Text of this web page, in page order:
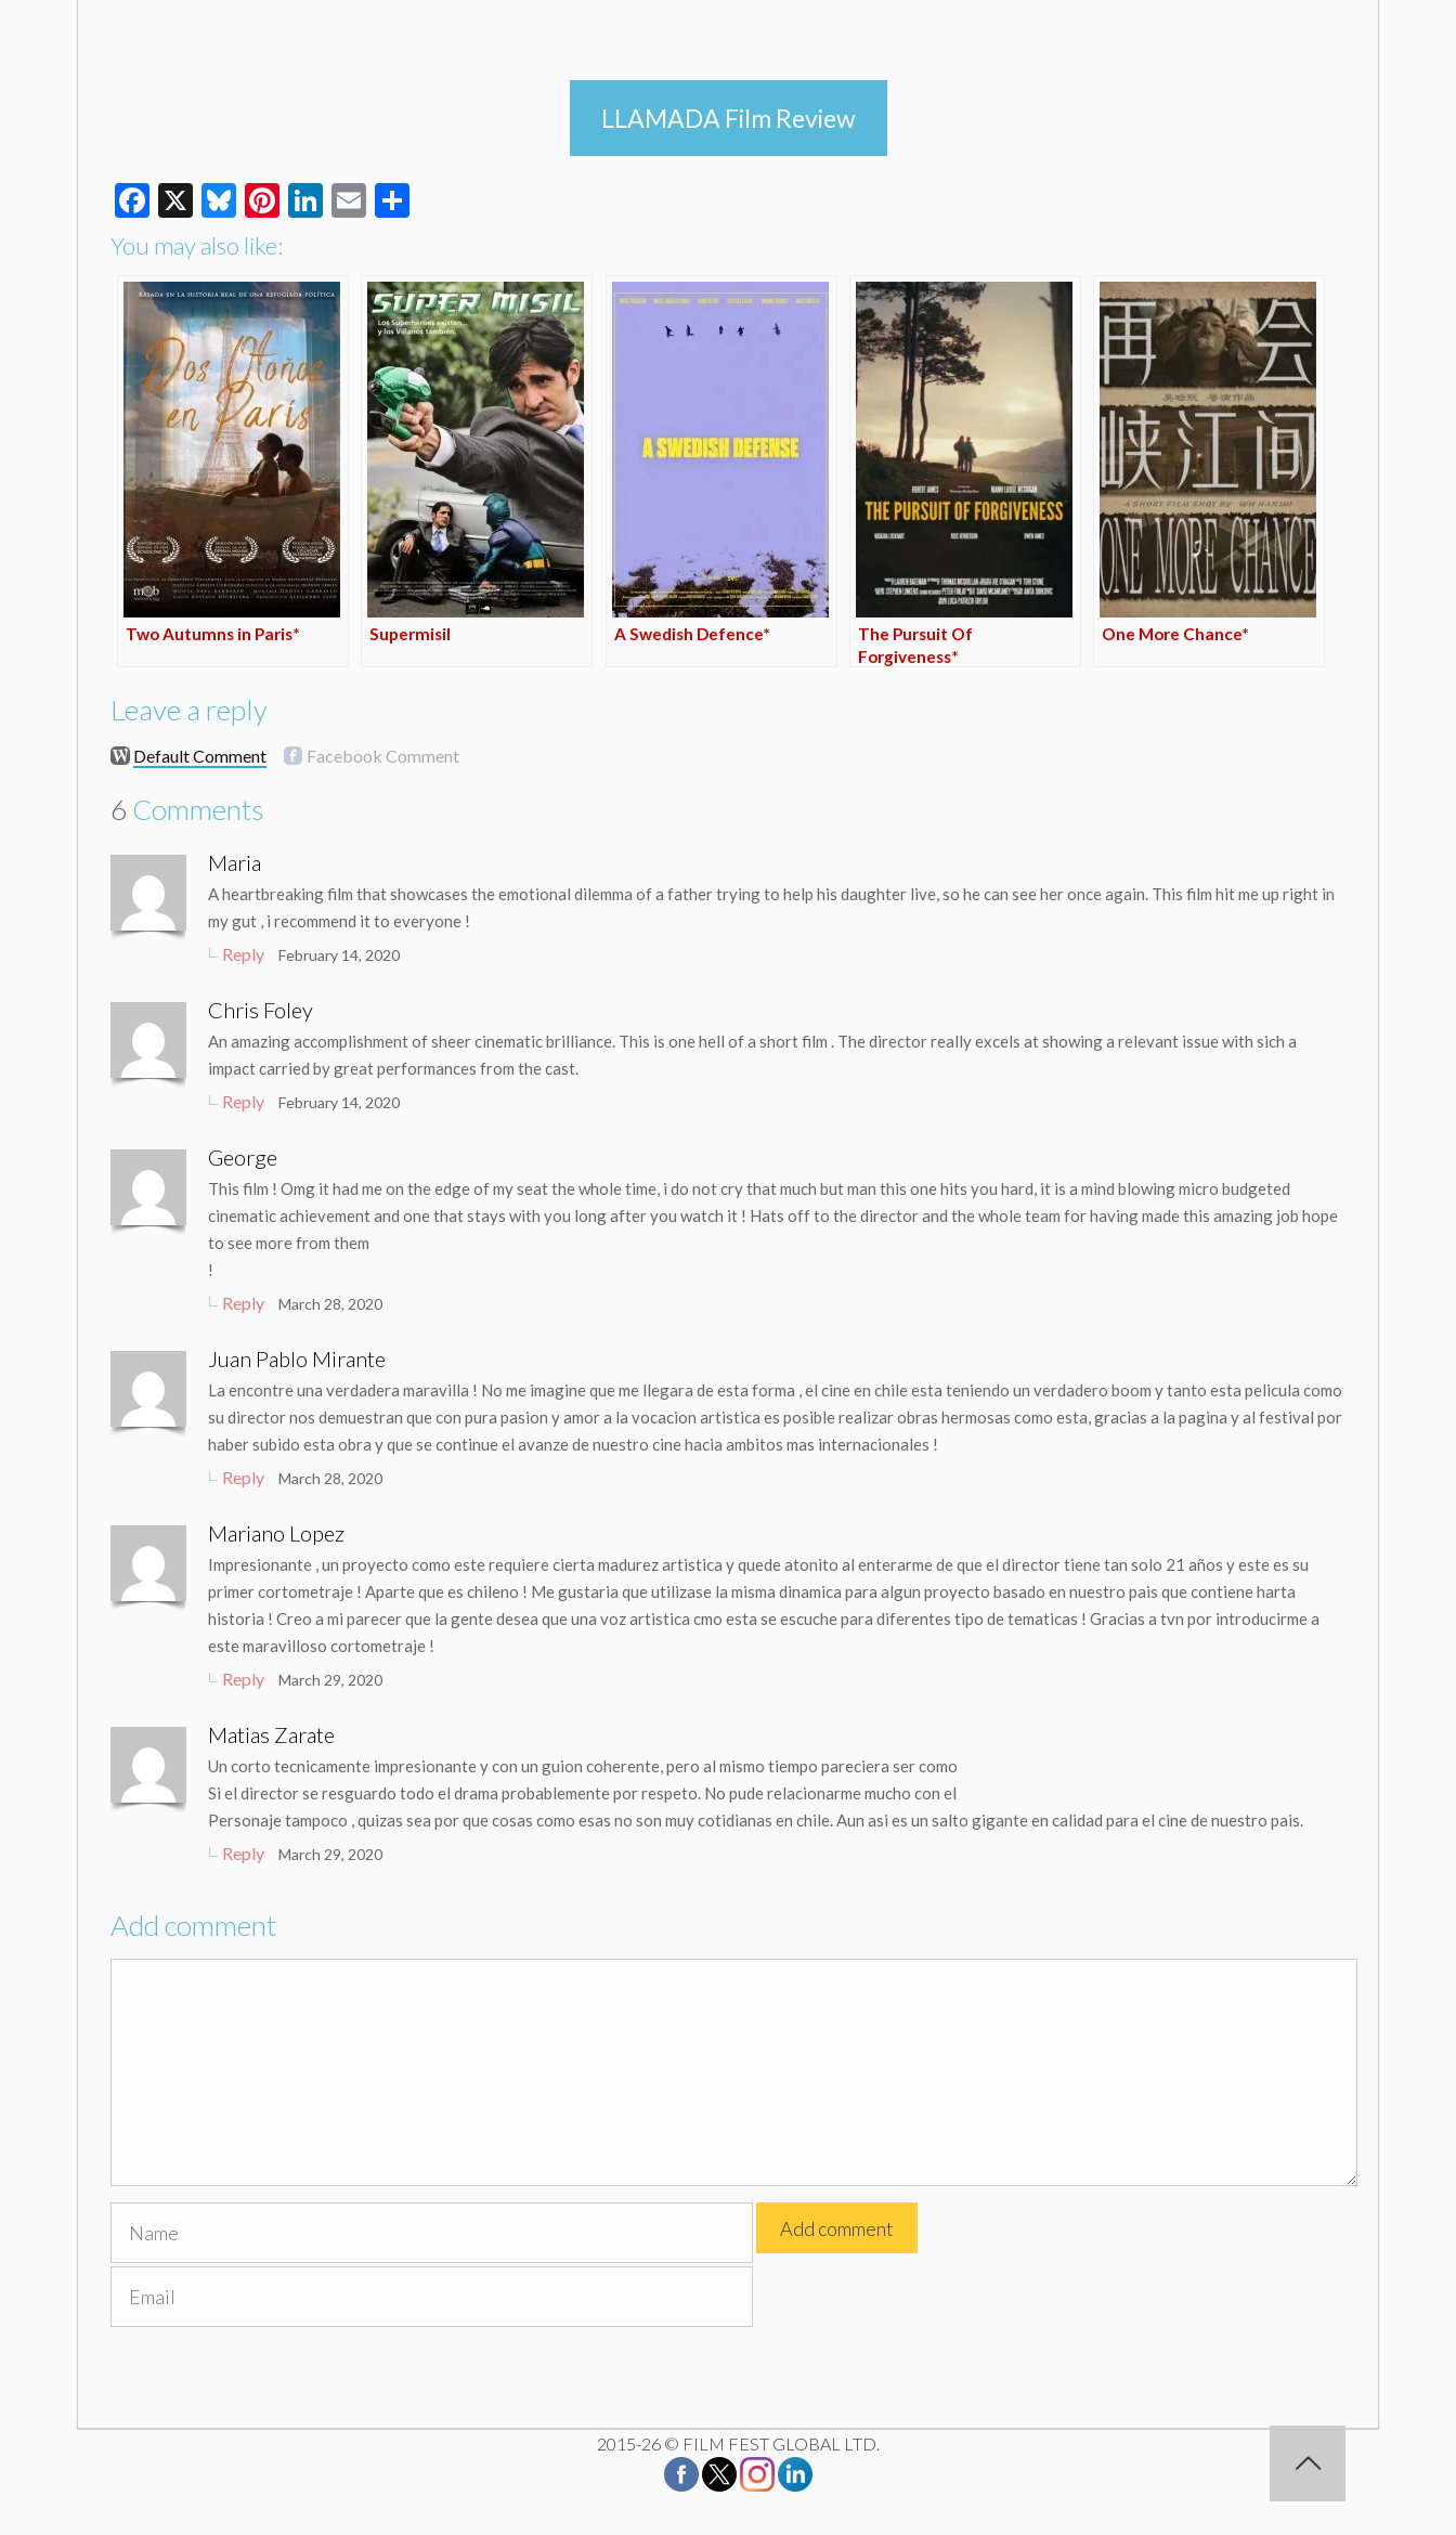
LLAMADA Film Review
Facebook
X Bluesky
Pinterest
LinkedIn
Email
You may also like:
Two Autumns in Paris* Supermisil A Swedish Defence*
The Pursuit Of
Forgiveness*
One More Chance*
Leave a reply
Default Comment Facebook Comment
6 Comments
Maria
A heartbreaking film that showcases the emotional dilemma of a father trying to help his daughter live, so he can see her once again. This film hit me up right in
my gut , i recommend it to everyone !
Reply February 14, 2020
Chris Foley
An amazing accomplishment of sheer cinematic brilliance. This is one hell of a short film . The director really excels at showing a relevant issue with sich a
impact carried by great performances from the cast.
Reply February 14, 2020
George
This film ! Omg it had me on the edge of my seat the whole time, i do not cry that much but man this one hits you hard, it is a mind blowing micro budgeted
cinematic achievement and one that stays with you long after you watch it ! Hats off to the director and the whole team for having made this amazing job hope
to see more from them
!
Reply March 28, 2020
Juan Pablo Mirante
La encontre una verdadera maravilla ! No me imagine que me llegara de esta forma , el cine en chile esta teniendo un verdadero boom y tanto esta pelicula como
su director nos demuestran que con pura pasion y amor a la vocacion artistica es posible realizar obras hermosas como esta, gracias a la pagina y al festival por
haber subido esta obra y que se continue el avanze de nuestro cine hacia ambitos mas internacionales !
Reply March 28, 2020
Mariano Lopez
Impresionante , un proyecto como este requiere cierta madurez artistica y quede atonito al enterarme de que el director tiene tan solo 21 años y este es su
primer cortometraje ! Aparte que es chileno ! Me gustaria que utilizase la misma dinamica para algun proyecto basado en nuestro pais que contiene harta
historia ! Creo a mi parecer que la gente desea que una voz artistica cmo esta se escuche para diferentes tipo de tematicas ! Gracias a tvn por introducirme a
este maravilloso cortometraje !
Reply March 29, 2020
Matias Zarate
Un corto tecnicamente impresionante y con un guion coherente, pero al mismo tiempo pareciera ser como
Si el director se resguardo todo el drama probablemente por respeto. No pude relacionarme mucho con el
Personaje tampoco , quizas sea por que cosas como esas no son muy cotidianas en chile. Aun asi es un salto gigante en calidad para el cine de nuestro pais.
Reply March 29, 2020
Add comment
2015-26 © FILM FEST GLOBAL LTD.